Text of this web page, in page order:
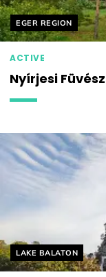
Helyszín címkék:
EGER REGION
ACTIVE
Nyírjesi
Helyszín címkék:
LAKE BALATON